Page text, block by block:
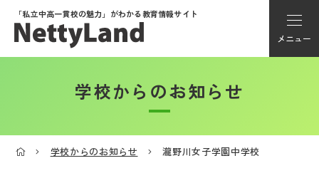
「私立中高一貫校の魅力」がわかる教育情報サイト
メニュー
アカウント登録
学校からのお知らせ
学校からのお知らせ 瀧野川女子学園中学校